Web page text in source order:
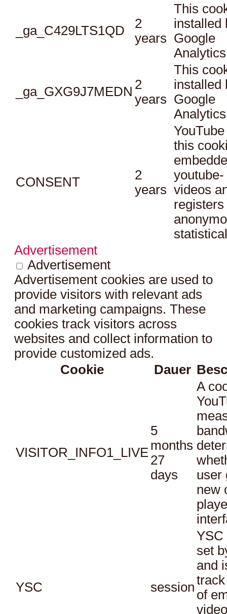
_ga_C429LTS1QD
2
years
This
installed
Google
_ga_GXG9J7MEDN 2
years
This
installed
Google
CONSENT
2
years
this
youtube-
videos
registers
Advertisement
Advertisement
Advertisement cookies are used to
provide visitors with relevant ads
and marketing campaigns. These
cookies track visitors across
websites and collect information to
provide customized ads.
Cookie
Dauer
VISITOR_INFO1_LIVE
5
months
27
days
A
user
new
YSC session
YSC
set
and
of